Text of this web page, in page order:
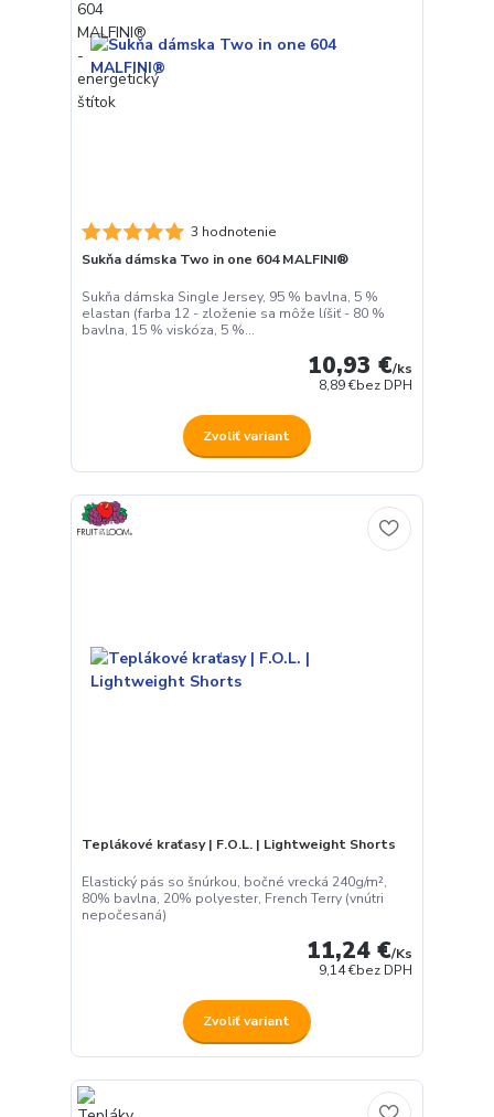
3 hodnotenie
Sukňa dámska Two in one 604 MALFINI®
Sukňa dámska Single Jersey, 95 % bavlna, 5 %
elastan (farba 12 - zloženie sa môže líšiť - 80 %
bavlna, 15 % viskóza, 5 %...
10,93 €/ks
8,89 €bez DPH
Zvoliť variant
Teplákové kraťasy | F.O.L. | Lightweight Shorts
Elastický pás so šnúrkou, bočné vrecká 240g/m²,
80% bavlna, 20% polyester, French Terry (vnútri
nepočesaná)
11,24 €/Ks
9,14 €bez DPH
Zvoliť variant